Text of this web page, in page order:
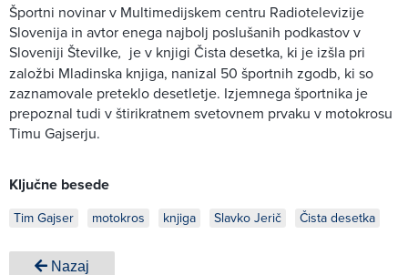
Športni novinar v Multimedijskem centru Radiotelevizije
Slovenija in avtor enega najbolj poslušanih podkastov v
Sloveniji Številke, je v knjigi Čista desetka, ki je izšla pri
založbi Mladinska knjiga, nanizal 50 športnih zgodb, ki so
zaznamovale preteklo desetletje. Izjemnega športnika je
prepoznal tudi v štirikratnem svetovnem prvaku v motokrosu
Timu Gajserju.
Ključne besede
Tim Gajser motokros knjiga Slavko Jerič Čista desetka
Nazaj